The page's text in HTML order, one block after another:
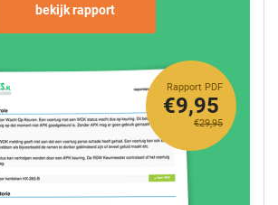
bekijk rapport
Rapport PDF
€29,95
€9,95